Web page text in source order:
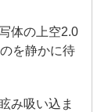
体の上空2.0
を静かに待
み吸い込ま